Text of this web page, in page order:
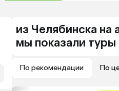
из Челябинска на
мы показали туры
По рекомендации По